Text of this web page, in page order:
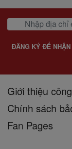
ĐĂNG KÝ ĐỂ
Giới thiệu
Chính sách
Fan Pages